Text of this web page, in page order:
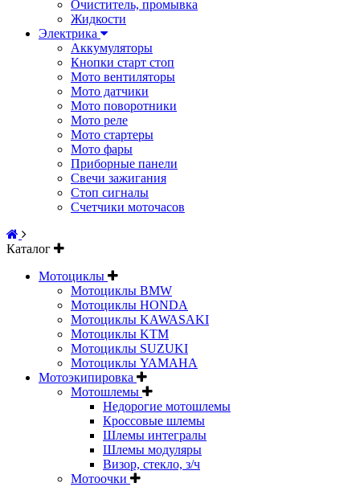
Очиститель, промывка
Жидкости
Электрика
Аккумуляторы
Кнопки старт стоп
Мото вентиляторы
Мото датчики
Мото поворотники
Мото реле
Мото стартеры
Мото фары
Приборные панели
Свечи зажигания
Стоп сигналы
Счетчики моточасов
Каталог
Мотоциклы
Мотоциклы BMW
Мотоциклы HONDA
Мотоциклы KAWASAKI
Мотоциклы KTM
Мотоциклы SUZUKI
Мотоциклы YAMAHA
Мотоэкипировка
Мотошлемы
Недорогие мотошлемы
Кроссовые шлемы
Шлемы интегралы
Шлемы модуляры
Визор, стекло, з/ч
Мотоочки